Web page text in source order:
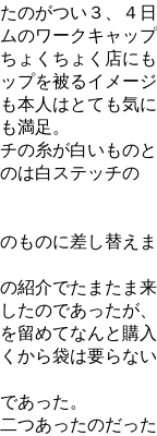
のがつい３、４日
のワークキャップ
ょくちょく店にも
プを被るイメージ
本人はとても気に
満足。
の糸が白いものと
は白ステッチの
ものに差し替えま
紹介でたまたま来
たのであったが、
留めてなんと購入
から袋は要らない
あった。
つあったのだった